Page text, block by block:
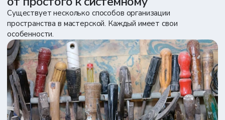
Существует несколько способов организации
пространства в мастерской. Каждый имеет свои
особенности.